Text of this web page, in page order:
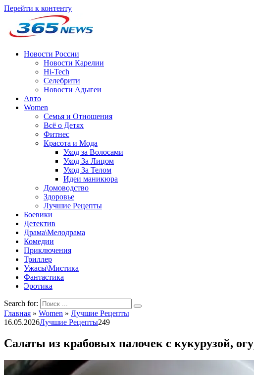
Перейти к контенту
Новости России
Новости Карелии
Hi-Tech
Селебрити
Новости Адыгеи
Авто
Women
Семья и Отношения
Всё о Детях
Фитнес
Красота и Мода
Уход за Волосами
Уход За Лицом
Уход За Телом
Идеи маникюра
Домоводство
Здоровье
Лучшие Рецепты
Боевики
Детектив
Драма\Мелодрама
Комедии
Приключения
Триллер
Ужасы\Мистика
Фантастика
Эротика
Search for:
Главная » Women » Лучшие Рецепты
16.05.2026Лучшие Рецепты249
Салаты из крабовых палочек с кукурузой,